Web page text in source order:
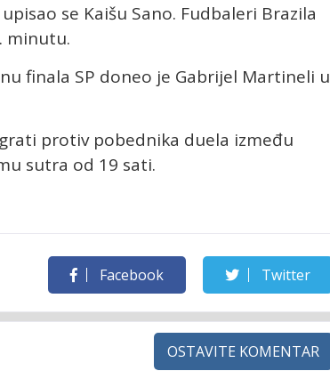
se Kaišu Sano. Fudbaleri Brazila
minutu.
finala SP doneo je Gabrijel Martineli u
protiv pobednika duela između
sutra od 19 sati.
Facebook Twitter
OSTAVITE KOMENTAR